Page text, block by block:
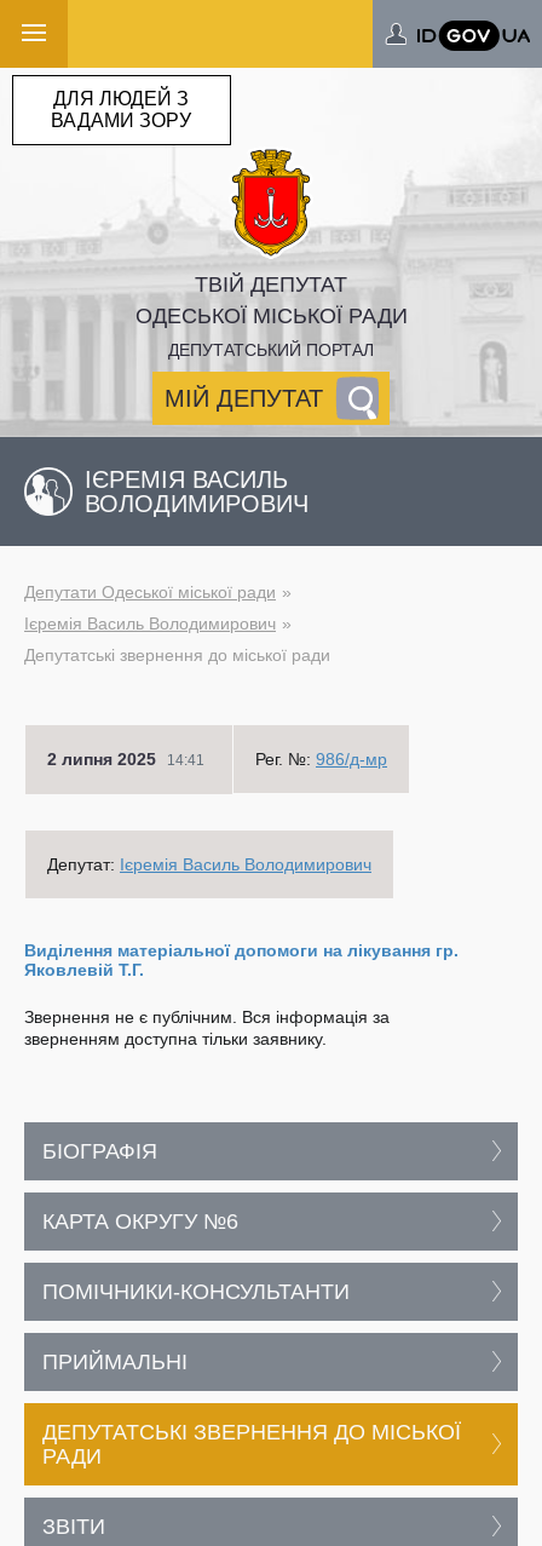
ТВІЙ ДЕПУТАТ
ОДЕСЬКОЇ МІСЬКОЇ РАДИ
ДЕПУТАТСЬКИЙ ПОРТАЛ
МІЙ ДЕПУТАТ
ДЛЯ ЛЮДЕЙ З
ВАДАМИ ЗОРУ
ІЄРЕМІЯ ВАСИЛЬ
ВОЛОДИМИРОВИЧ
Депутати Одеської міської ради
Ієремія Василь Володимирович
Депутатські звернення до міської ради
2 липня 2025 14:41 Рег. №: 986/д-мр
Депутат: Ієремія Василь Володимирович
Виділення матеріальної допомоги на лікування гр.
Яковлевій Т.Г.
Звернення не є публічним. Вся інформація за
зверненням доступна тільки заявнику.
БІОГРАФІЯ
КАРТА ОКРУГУ №6
ПОМІЧНИКИ-КОНСУЛЬТАНТИ
ПРИЙМАЛЬНІ
ДЕПУТАТСЬКІ ЗВЕРНЕННЯ ДО МІСЬКОЇ
РАДИ
ЗВІТИ